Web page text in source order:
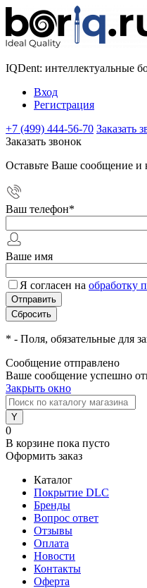
IQDent: интеллектуальные
Вход
Регистрация
+7 (499) 444-56-70 Заказать
Заказать звонок
Оставьте Ваше сообщение и
Ваш телефон*
Ваше имя
Я согласен на обработку
* - Поля, обязательные для
Сообщение отправлено
Ваше сообщение успешно
Закрыть окно
0
В корзине пока пусто
Оформить заказ
Каталог
Покрытие DLC
Бренды
Вопрос ответ
Отзывы
Оплата
Новости
Контакты
Оферта